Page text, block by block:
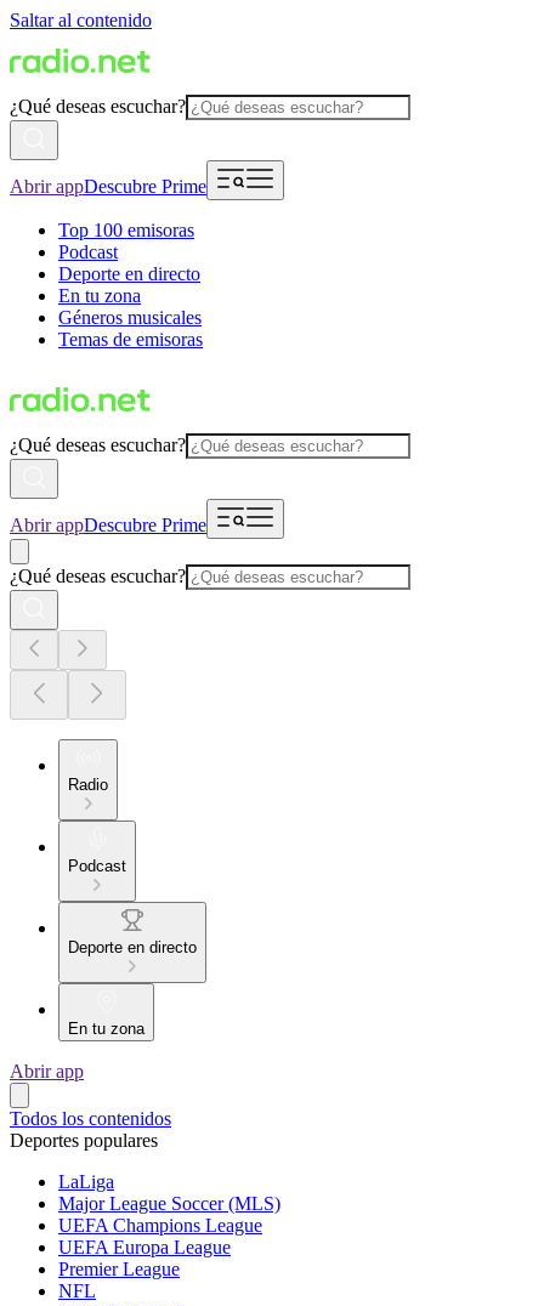
Saltar al contenido
¿Qué deseas escuchar?
Abrir appDescubre Prime
Top 100 emisoras
Podcast
Deporte en directo
En tu zona
Géneros musicales
Temas de emisoras
¿Qué deseas escuchar?
Abrir appDescubre Prime
¿Qué deseas escuchar?
Radio
Podcast
Deporte en directo
En tu zona
Abrir app
Todos los contenidos
Deportes populares
LaLiga
Major League Soccer (MLS)
UEFA Champions League
UEFA Europa League
Premier League
NFL